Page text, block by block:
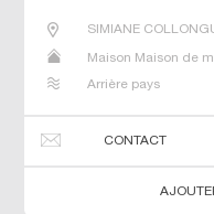
SIMIANE
Maison Maison de
Arrière pays
CONTACT